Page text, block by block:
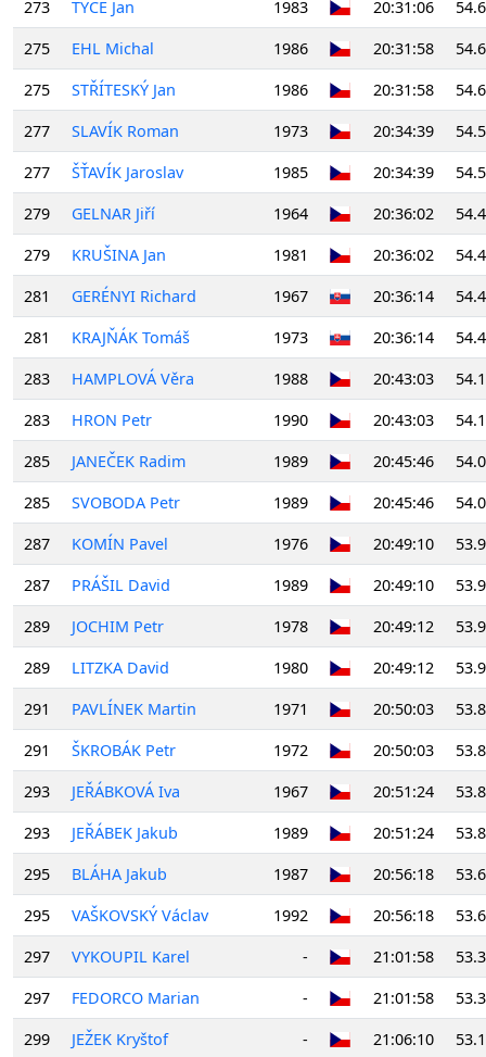
273 TÝČE Jan 1983 20:31:06
275
EHL Michal 1986 20:31:58
275
STŘÍTESKÝ Jan 1986 20:31:58
277
SLAVÍK Roman 1973 20:34:39
277
ŠŤAVÍK Jaroslav 1985 20:34:39
279
GELNAR Jiří 1964 20:36:02
279
KRUŠINA Jan 1981 20:36:02
281
GERÉNYI Richard 1967 20:36:14
281
KRAJŇÁK Tomáš 1973 20:36:14
283
HAMPLOVÁ Věra 1988 20:43:03
283
HRON Petr 1990 20:43:03
285
JANEČEK Radim 1989 20:45:46
285
SVOBODA Petr 1989 20:45:46
287
KOMÍN Pavel 1976 20:49:10
287
PRÁŠIL David 1989 20:49:10
289
JOCHIM Petr 1978 20:49:12
289
LITZKA David 1980 20:49:12
291
PAVLÍNEK Martin 1971 20:50:03
291
ŠKROBÁK Petr 1972 20:50:03
293
JEŘÁBKOVÁ Iva 1967 20:51:24
293
JEŘÁBEK Jakub 1989 20:51:24
295
BLÁHA Jakub 1987 20:56:18
295
VAŠKOVSKÝ Václav 1992 20:56:18
297
VYKOUPIL Karel - 21:01:58
297
FEDORCO Marian - 21:01:58
299
JEŽEK Kryštof - 21:06:10